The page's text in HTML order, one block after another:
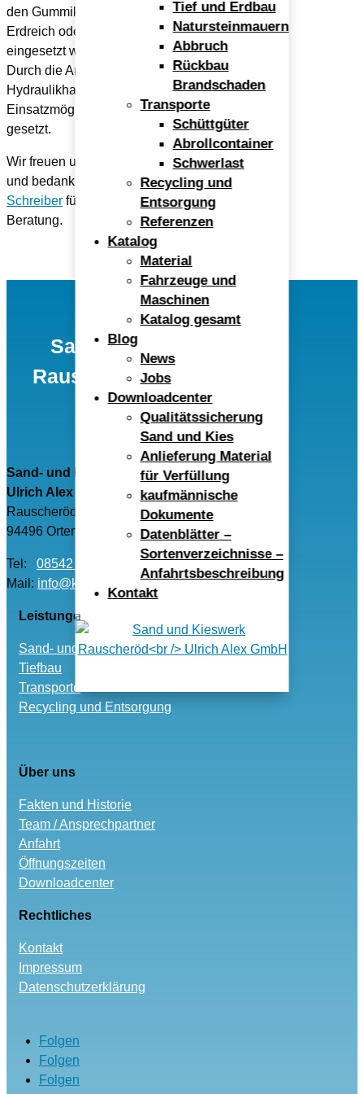
Tief und Erdbau
Natursteinmauern
Abbruch
Rückbau
Brandschaden
Transporte
Schüttgüter
Abrollcontainer
Schwerlast
Recycling und
Entsorgung
Referenzen
Katalog
Material
Fahrzeuge und
Maschinen
Katalog gesamt
Blog
News
Jobs
Downloadcenter
Qualitätssicherung
Sand und Kies
Anlieferung Material
für Verfüllung
kaufmännische
Dokumente
Datenblätter –
Sortenverzeichnisse –
Anfahrtsbeschreibung
Kontakt
den Gummiketten kann er sowohl im Kiesbett, im
Erdreich oder auf Asphalt- und Pflasterflächen
eingesetzt werden.
Durch die Anbaumöglichkeit von Greifer und
Hydraulikhammer sind den
Einsatzmöglichkeiten fast keine Grenzen
gesetzt.
Wir freuen uns auf viele, viele Stunden Arbeit
und bedanken uns bei Marketa Duchova-
Schreiber für die kompetente und freundliche
Beratung.
Sand- und Kieswerk
Rauscheröd Ulrich Alex
GmbH
Sand- und Kieswerk Rauscheröd
Ulrich Alex GmbH
Rauscheröd 4
94496 Ortenburg
Tel: 08542 – 96040
Mail: info@kwr-alex.de
Leistungen
Sand- und Kies
Tiefbau
Transporte
Recycling und Entsorgung
Über uns
Fakten und Historie
Team / Ansprechpartner
Anfahrt
Öffnungszeiten
Downloadcenter
Rechtliches
Kontakt
Impressum
Datenschutzerklärung
Folgen
Folgen
Folgen